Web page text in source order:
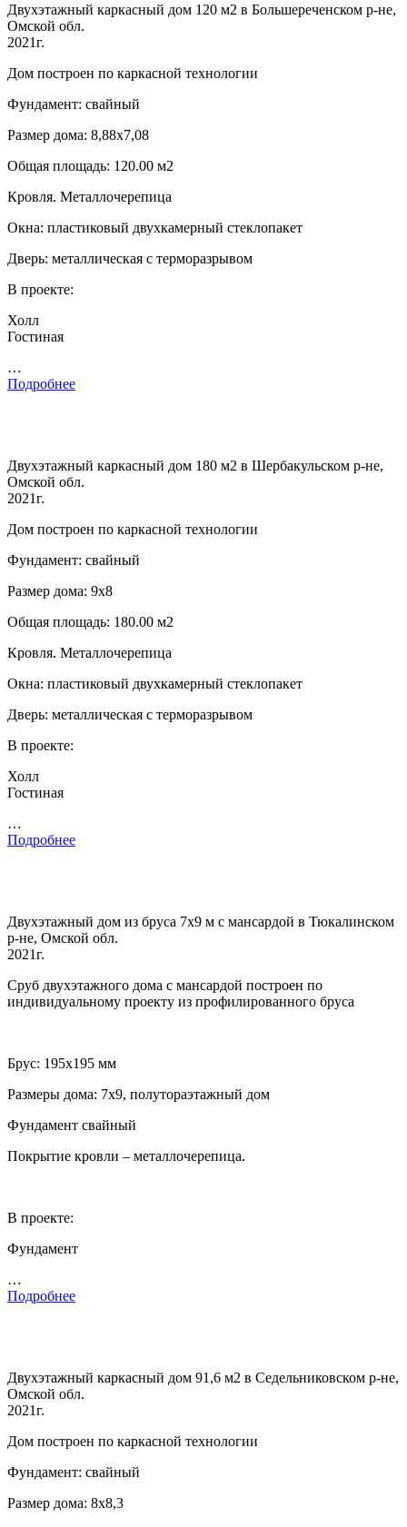
Двухэтажный каркасный дом 120 м2 в Большереченском р-не,
Омской обл.
2021г.
Дом построен по каркасной технологии
Фундамент: свайный
Размер дома: 8,88х7,08
Общая площадь: 120.00 м2
Кровля. Металлочерепица
Окна: пластиковый двухкамерный стеклопакет
Дверь: металлическая с терморазрывом
В проекте:
Холл
Гостиная
…
Подробнее
Двухэтажный каркасный дом 180 м2 в Шербакульском р-не,
Омской обл.
2021г.
Дом построен по каркасной технологии
Фундамент: свайный
Размер дома: 9х8
Общая площадь: 180.00 м2
Кровля. Металлочерепица
Окна: пластиковый двухкамерный стеклопакет
Дверь: металлическая с терморазрывом
В проекте:
Холл
Гостиная
…
Подробнее
Двухэтажный дом из бруса 7х9 м с мансардой в Тюкалинском
р-не, Омской обл.
2021г.
Сруб двухэтажного дома с мансардой построен по
индивидуальному проекту из профилированного бруса
Брус: 195х195 мм
Размеры дома: 7х9, полутораэтажный дом
Фундамент свайный
Покрытие кровли – металлочерепица.
В проекте:
Фундамент
…
Подробнее
Двухэтажный каркасный дом 91,6 м2 в Седельниковском р-не,
Омской обл.
2021г.
Дом построен по каркасной технологии
Фундамент: свайный
Размер дома: 8х8,3